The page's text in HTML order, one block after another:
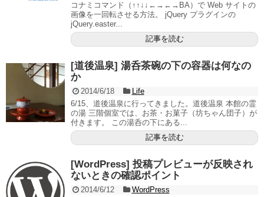
コナミコマンド（↑↑↓↓←→←→BA）で Web サイトの
画像を一回転させる方法。 jQuery プラグインの
jQuery.easter...
記事を読む
[道後温泉] 湯呑茶碗の下の容器は何なの
か
2014/6/18
Life
6/15、道後温泉に行ってきました。道後温泉 本館の霊
の湯 三階個室では、お茶・お菓子（坊ちゃん団子）が
付きます。 この湯呑の下にある...
記事を読む
[WordPress] 投稿プレビューが反映され
ないときの確認ポイント
2014/6/12
WordPress